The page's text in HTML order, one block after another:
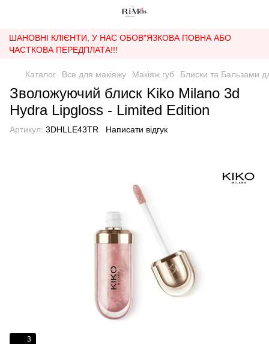
ШАНОВНІ КЛІЄНТИ, У НАС ОБОВ"ЯЗКОВА ПОВНА АБО
ЧАСТКОВА ПЕРЕДПЛАТА!!!
Каталог Все для макіяжу Макіяж губ Блиски та Бальзами
Зволожуючий блиск Kiko Milano 3d
Hydra Lipgloss - Limited Edition
Артикул: 3DHLLE43TR Написати відгук
3